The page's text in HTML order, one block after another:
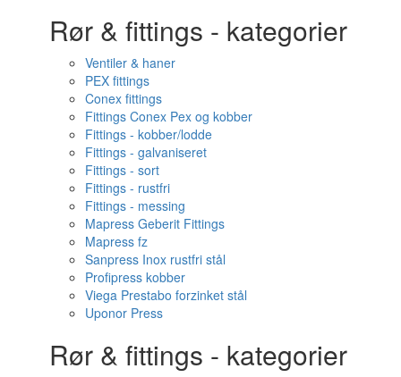
Rør & fittings - kategorier
Ventiler & haner
PEX fittings
Conex fittings
Fittings Conex Pex og kobber
Fittings - kobber/lodde
Fittings - galvaniseret
Fittings - sort
Fittings - rustfri
Fittings - messing
Mapress Geberit Fittings
Mapress fz
Sanpress Inox rustfri stål
Profipress kobber
Viega Prestabo forzinket stål
Uponor Press
Rør & fittings - kategorier